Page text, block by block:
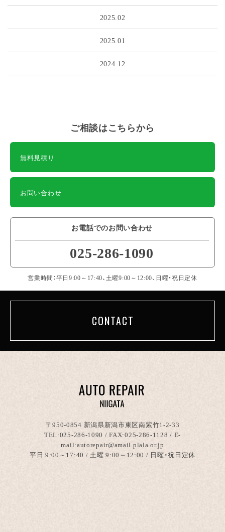
2025.02
2025.01
2024.12
ご相談はこちらから
無料見積り
お問い合わせ
お電話でのお問い合わせ
025-286-1090
営業時間：平日9:00～17:40、土曜9:00～12:00、日曜・祝日定休
CONTACT
〒950-0854 新潟県新潟市東区南紫竹1-2-33
TEL:025-286-1090 / FAX:025-286-1128 / E-
mail:autorepair@amail.plala.or.jp
平日 9:00～17:40 / 土曜 9:00～12:00 / 日曜・祝日定休